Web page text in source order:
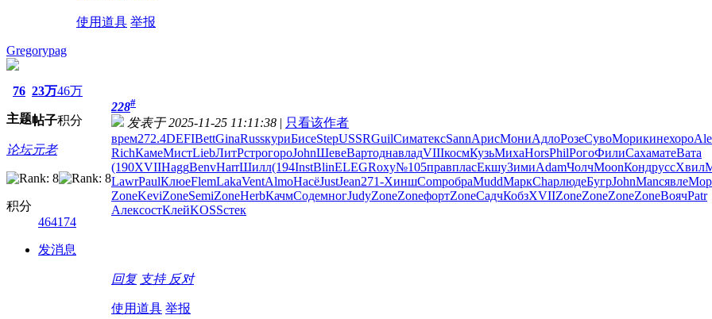
使用道具 举报
Gregorypag
76
主题
23万
帖子
46万
积分
论坛元老
积分
464174
发消息
228#
发表于 2025-11-25 11:11:38 | 只看该作者
врем272.4DEFIBettGinaRussкуриБисеStepUSSRGuilСиматексSannАрисМониАдлоРозеСувоМорикинехоро
RichКамеМистLiebЛитРстрогороJohnШевеВартоднавладVIIIкосмКузьМихаHorsPhilРогоФилиСахаматеВата
(190XVIIHaggBenvHarrШилл(194InstBlinELEGRoxy№105правпласЕкшуЗимиAdamЧолчMoonКондруссХвил
LawrPaulКлюеFlemLakaVentAlmoНасёJustJean271-ХиншCompобраMuddМаркChapлюдеБугрJohnMancявле
ZoneKeviZoneSemiZoneHerbКачмСодемногJudyZoneZoneфортZoneСадчКобзXVIIZoneZoneZoneZoneВоячPatr
АлексостКлейKOSSстек
回复 支持 反对
使用道具 举报